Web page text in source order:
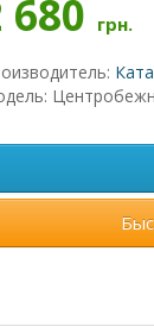
680 грн.